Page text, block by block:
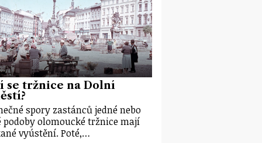
se tržnice na Dolní
spory zastánců jedné nebo
podoby olomoucké tržnice mají
vyústění. Poté,…